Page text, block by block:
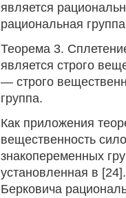
является
рациональная
Теорема 3.
является строго
— строго
группа.
Как приложения
вещественность
знакопеременных
установленная в
Берковича